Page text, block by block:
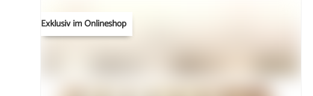
Exklusiv im Onlineshop